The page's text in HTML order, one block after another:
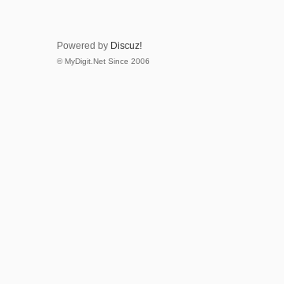
Powered by Discuz!
© MyDigit.Net Since 2006